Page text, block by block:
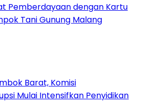
Pemberdayaan dengan Kartu
Tani Gunung Malang
Barat, Komisi
Mulai Intensifkan Penyidikan